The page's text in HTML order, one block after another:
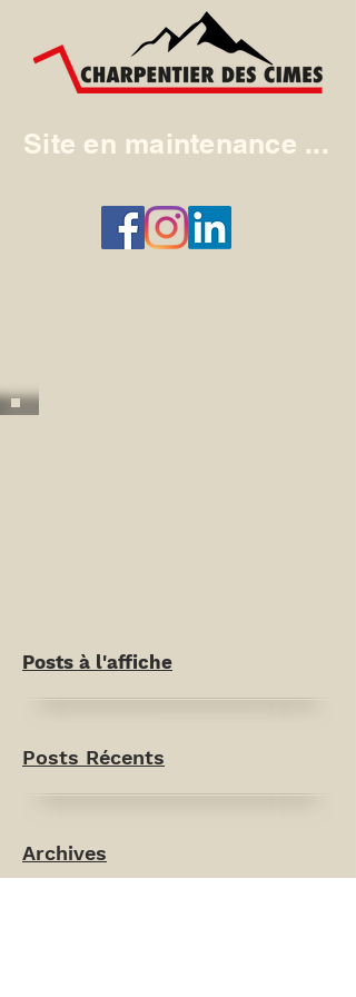
Site en maintenance ...
Posts à l'affiche
Posts Récents
Archives